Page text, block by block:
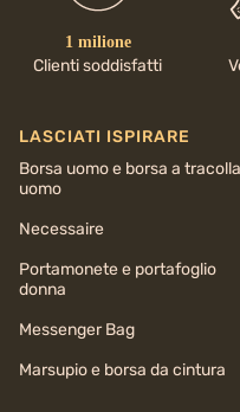
1 milione
Clienti soddisfatti
LASCIATI ISPIRARE
Borsa uomo e borsa a tracolla
uomo
Necessaire
Portamonete e portafoglio
donna
Messenger Bag
Marsupio e borsa da cintura